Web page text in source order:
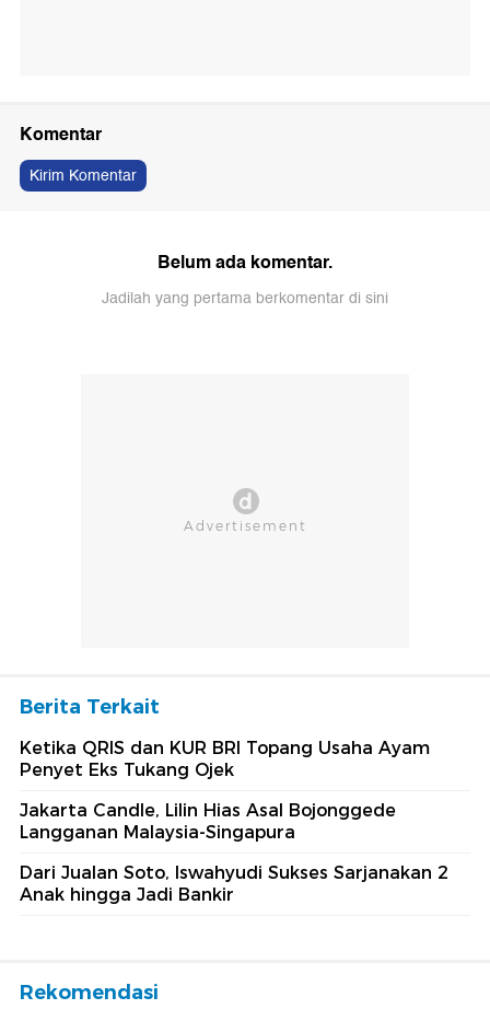
Komentar
Kirim Komentar
Belum ada komentar.
Jadilah yang pertama berkomentar di sini
Berita Terkait
Ketika QRIS dan KUR BRI Topang Usaha Ayam
Penyet Eks Tukang Ojek
Jakarta Candle, Lilin Hias Asal Bojonggede
Langganan Malaysia-Singapura
Dari Jualan Soto, Iswahyudi Sukses Sarjanakan 2
Anak hingga Jadi Bankir
Rekomendasi